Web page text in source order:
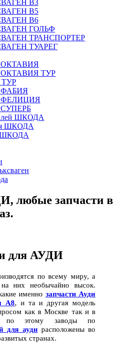
В3
В5
В6
ГОЛЬФ
ТРАНСПОРТЕР
ТУАРЕГ
ОКТАВИЯ
ОКТАВИЯ ТУР
ФАБИЯ
ФЕЛИЦИЯ
ШКОДА
ШКОДА
ШКОДА
любые запчасти в
для АУДИ
по всему миру, а
них необычайно высок.
именно запчасти Ауди
А8, и та и другая модель
как в Москве так и в
по этому заводы по
для аудирасположены во
странах.